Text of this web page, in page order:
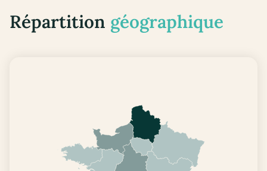
Répartition géographique